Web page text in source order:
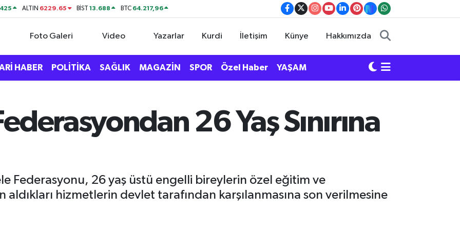
ALTIN 6229.65 BİST13.688 BTC 64.217,96
Foto Galeri Video Yazarlar Kurdi İletişim Künye Hakkımızda
HABER POLİTİKA SAĞLIK MAGAZİN SPOR Özel Haber YAŞAM
26 Yaş Sınırına
Federasyonu, 26 yaş üstü engelli bireylerin özel eğitim ve
hizmetlerin devlet tarafından karşılanmasına son verilmesine